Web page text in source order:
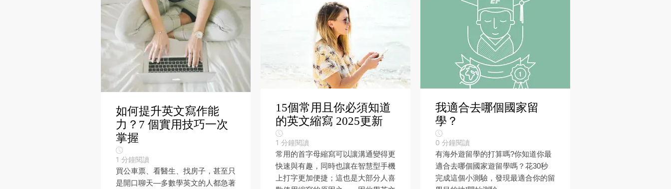
如何提升英文寫作能
力？7 個實用技巧一次
掌握
1 分鐘閱讀
買公車票、看醫生、找房子，甚至只
是開口聊天—多數學英文的人都急著
15個常用且你必須知道
的英文縮寫 2025更新
1 分鐘閱讀
常用的首字母縮寫可以讓溝通變得更
快速與有趣，同時也讓在智慧型手機
上打字更加便捷；這也是大部分人喜
我適合去哪個國家留
學？
0 分鐘閱讀
有海外遊留學的打算嗎?你知道你最
適合去哪個國家遊留學嗎？花30秒
完成這個小測驗，發現最適合你的留